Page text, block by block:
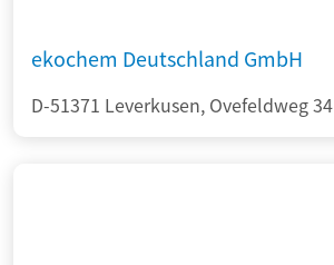
ekochem Deutschland GmbH
D-51371 Leverkusen, Ovefeldweg 34